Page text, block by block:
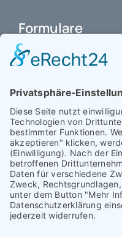
Formulare
Schulbuchkauf
Antrag auf Erstattung
Interner L-S-
Antrag auf
Antrag für
(ab Jg. 9)
Antrag 10GL
Datenschutz-
IT-